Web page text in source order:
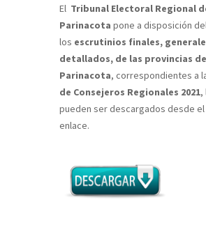
El Tribunal Electoral Regional
Parinacota pone a disposición
los escrutinios finales,
detallados, de las provincias
Parinacota, correspondientes a
de Consejeros Regionales 2021,
pueden ser descargados desde
enlace.